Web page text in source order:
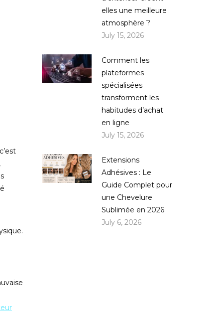
elles une meilleure
atmosphère ?
July 15, 2026
Comment les
plateformes
spécialisées
transforment les
habitudes d’achat
en ligne
July 15, 2026
Extensions
Adhésives : Le
Guide Complet pour
une Chevelure
Sublimée en 2026
July 6, 2026